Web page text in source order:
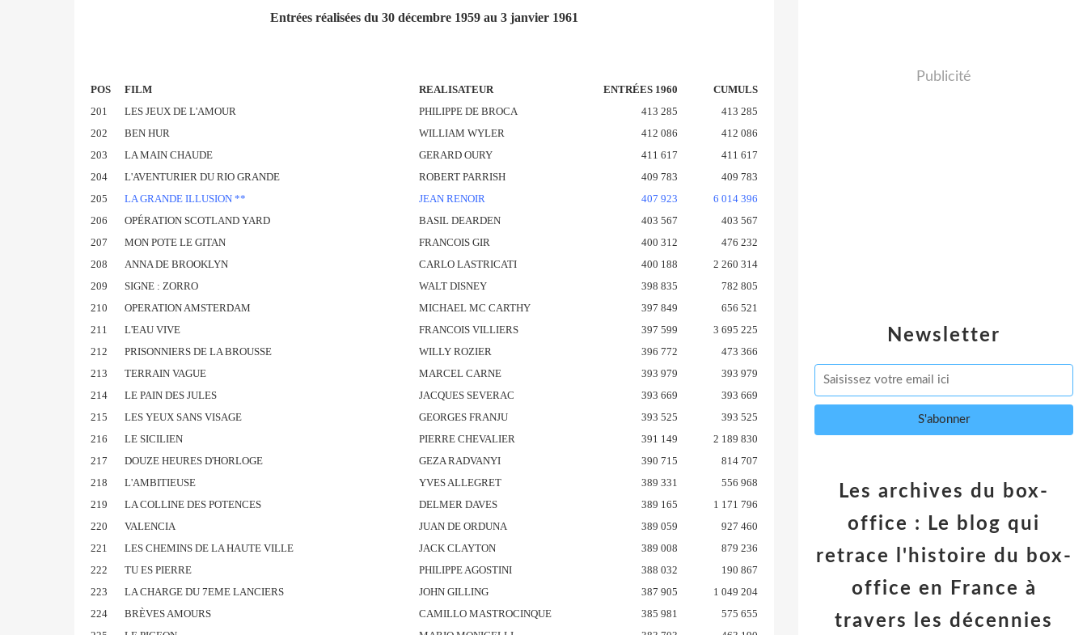
Entrées réalisées du 30 décembre 1959 au 3 janvier 1961
POS FILM REALISATEUR ENTRÉES 1960
CUMULS
201
LES JEUX DE L'AMOUR PHILIPPE DE BROCA 413 285
413 285
202
BEN HUR WILLIAM WYLER 412 086
412 086
203
LA MAIN CHAUDE GERARD OURY 411 617
411 617
204
L'AVENTURIER DU RIO GRANDE ROBERT PARRISH 409 783
409 783
205
LA GRANDE ILLUSION ** JEAN RENOIR 407 923
6 014 396
206
OPÉRATION SCOTLAND YARD BASIL DEARDEN 403 567
403 567
207
MON POTE LE GITAN FRANCOIS GIR 400 312
476 232
208
ANNA DE BROOKLYN CARLO LASTRICATI 400 188
2 260 314
209
SIGNE : ZORRO WALT DISNEY 398 835
782 805
210
OPERATION AMSTERDAM MICHAEL MC CARTHY 397 849
656 521
211
L'EAU VIVE FRANCOIS VILLIERS 397 599
3 695 225
212
PRISONNIERS DE LA BROUSSE WILLY ROZIER 396 772
473 366
213
TERRAIN VAGUE MARCEL CARNE 393 979
393 979
214
LE PAIN DES JULES JACQUES SEVERAC 393 669
393 669
215
LES YEUX SANS VISAGE GEORGES FRANJU 393 525
393 525
216
LE SICILIEN PIERRE CHEVALIER 391 149
2 189 830
217
DOUZE HEURES D'HORLOGE GEZA RADVANYI 390 715
814 707
218
L'AMBITIEUSE YVES ALLEGRET 389 331
556 968
219
LA COLLINE DES POTENCES DELMER DAVES 389 165
1 171 796
220
VALENCIA JUAN DE ORDUNA 389 059
927 460
221
LES CHEMINS DE LA HAUTE VILLE JACK CLAYTON 389 008
879 236
222
TU ES PIERRE PHILIPPE AGOSTINI 388 032
190 867
223
LA CHARGE DU 7EME LANCIERS JOHN GILLING 387 905
1 049 204
224
BRÈVES AMOURS CAMILLO MASTROCINQUE 385 981
575 655
Newsletter
Publicité
Les archives du box-
office : Le blog qui
retrace l'histoire du box-
office en France à
travers les décennies